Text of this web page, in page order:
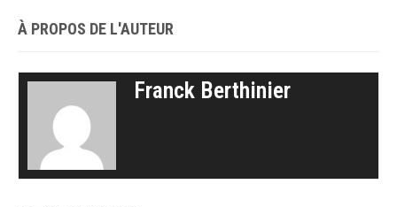
À PROPOS DE L'AUTEUR
Franck Berthinier